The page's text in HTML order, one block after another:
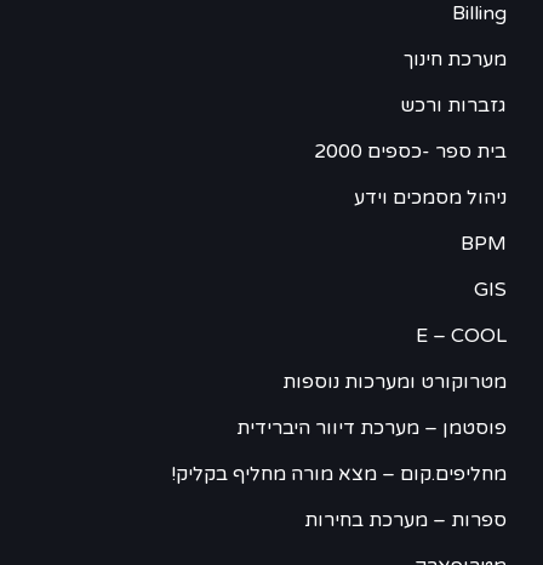
Billing
מערכת חינוך
גזברות ורכש
בית ספר -כספים 2000
ניהול מסמכים וידע
BPM
GIS
E – COOL
מטרוקורט ומערכות נוספות
פוסטמן – מערכת דיוור היברידית
מחליפים.קום – מצא מורה מחליף בקליק!
ספרות – מערכת בחירות